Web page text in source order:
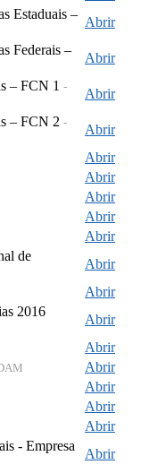
Estaduais –
Abrir
Federais –
Abrir
– FCN 1 -
Abrir
– FCN 2 -
Abrir
Abrir
Abrir
Abrir
Abrir
Abrir
de
Abrir
Abrir
2016
Abrir
Abrir
Abrir
Abrir
Abrir
Abrir
- Empresa
Abrir